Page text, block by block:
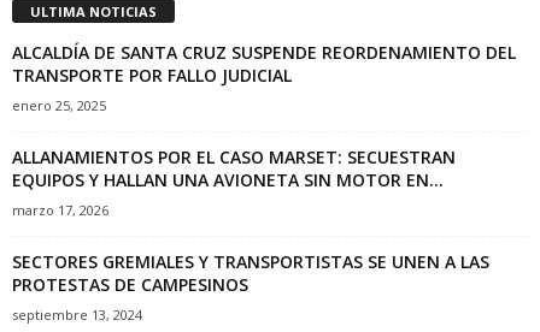
ULTIMA NOTICIAS
ALCALDÍA DE SANTA CRUZ SUSPENDE REORDENAMIENTO DEL
TRANSPORTE POR FALLO JUDICIAL
enero 25, 2025
ALLANAMIENTOS POR EL CASO MARSET: SECUESTRAN
EQUIPOS Y HALLAN UNA AVIONETA SIN MOTOR EN...
marzo 17, 2026
SECTORES GREMIALES Y TRANSPORTISTAS SE UNEN A LAS
PROTESTAS DE CAMPESINOS
septiembre 13, 2024